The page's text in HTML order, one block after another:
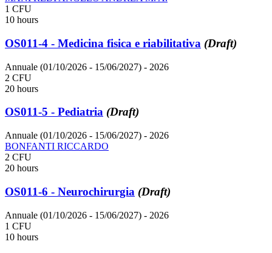
1 CFU
10 hours
OS011-4 - Medicina fisica e riabilitativa (Draft)
Annuale (01/10/2026 - 15/06/2027) - 2026
2 CFU
20 hours
OS011-5 - Pediatria (Draft)
Annuale (01/10/2026 - 15/06/2027) - 2026
BONFANTI RICCARDO
2 CFU
20 hours
OS011-6 - Neurochirurgia (Draft)
Annuale (01/10/2026 - 15/06/2027) - 2026
1 CFU
10 hours